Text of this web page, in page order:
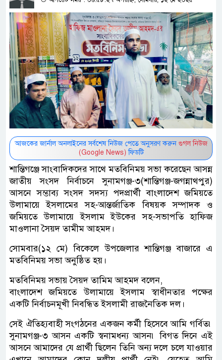
আজকের জার্নাল অনলাইনের সর্বশেষ নিউজ পেতে অনুসরণ করুন গুগল নিউজ
(Google News) ফিডটি
শান্তিগঞ্জে সাংবাদিকদের সাথে মতবিনিময় সভা করেছেন আসন্ন
জাতীয় সংসদ নির্বাচনে সুনামগঞ্জ-৩(শান্তিগঞ্জ-জগন্নাথপুর)
আসনে সম্ভাব্য সংসদ সদস্য পদপ্রার্থী বাংলাদেশ জমিয়তে
উলামায়ে ইসলামের সহ-আন্তর্জাতিক বিষয়ক সম্পাদক ও
জমিয়তে উলামায়ে ইসলাম ইউকের সহ-সভাপতি হাফিজ
মাওলানা সৈয়দ তামীম আহমদ।
সোমবার(১২ মে) বিকেলে উপজেলার শান্তিগঞ্জ বাজারে এ
মতবিনিময় সভা অনুষ্ঠিত হয়।
মতবিনিময় সভায় সৈয়দ তামিম আহমদ বলেন,
বাংলাদেশ জমিয়তে উলামায়ে ইসলাম স্বাধীনতার পক্ষের
একটি নির্বাচনমূখী নিবন্ধিত ইসলামী রাজনৈতিক দল।
সেই ঐতিহ্যবাহী সংগঠনের একজন কর্মী হিসেবে আমি গর্বিত৷
সুনামগঞ্জ-৩ আসন একটি স্বনামধন্য আসন৷ বিগত দিনে এই
আসনে আমাদের যে প্রার্থী ছিলেন তিনি অন্য দলে চলে যাওয়ার